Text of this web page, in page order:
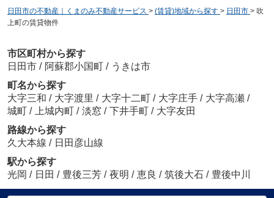
日田市の不動産｜くまのみ不動産サービス > (賃貸)地域から探す > 日田市 > 吹
上町の賃貸物件
市区町村から探す
日田市 / 阿蘇郡小国町 / うきは市
町名から探す
大字三和 / 大字渡里 / 大字十二町 / 大字庄手 / 大字高瀬 /
城町 / 上城内町 / 淡窓 / 下井手町 / 大字友田
路線から探す
久大本線 / 日田彦山線
駅から探す
光岡 / 日田 / 豊後三芳 / 夜明 / 恵良 / 筑後大石 / 豊後中川